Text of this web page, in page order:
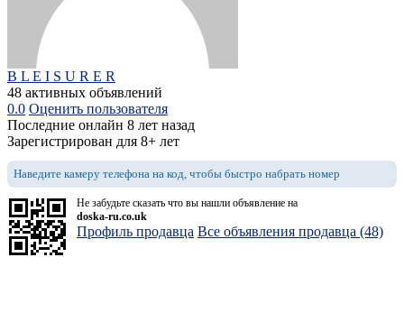
B L E I S U R E R
48 активных объявлений
0.0 Оценить пользователя
Последние онлайн 8 лет назад
Зарегистрирован для 8+ лет
Наведите камеру телефона на код, чтобы быстро набрать номер
Не забудьте сказать что вы нашли объявление на
doska-ru.co.uk
Профиль продавца Все объявления продавца (48)